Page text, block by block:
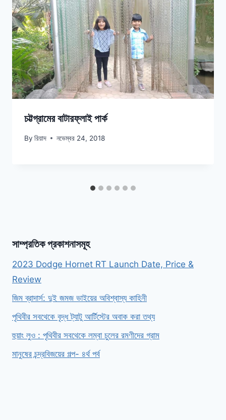
চট্টগ্রামের বাটারফ্লাই পার্ক
By রিয়াদ নভেম্বর 24, 2018
সাম্প্রতিক প্রকাশনাসমূহ
2023 Dodge Hornet RT Launch Date, Price &
Review
জিম ব্রাদার্স: দুই জমজ ভাইয়ের অবিশ্বাস্য কাহিনী
পৃথিবীর সবথেকে বৃদ্ধ ট্যাটু আর্টিস্টের অবাক করা তথ্য
হুয়াং লুও : পৃথিবীর সবথেকে লম্বা চুলের রমণীদের গ্রাম
মানুষের চন্দ্রবিজয়ের গল্প- ৪র্থ পর্ব